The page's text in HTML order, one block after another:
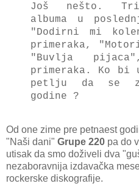
Još nešto. Tri
albuma u
"Dodirni mi
primeraka,
"Buvlja
primeraka. Ko bi
petlju da se
godine ?
Od one zime pre petnaest
"Naši dani" Grupe 220 pa do
utisak da smo doživeli dva
nezaboravnija izdavačka
rockerske diskografije.